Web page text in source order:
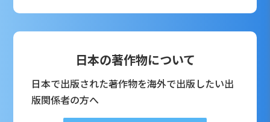
日本の著作物について
日本で出版された著作物を海外で出版したい出
版関係者の方へ